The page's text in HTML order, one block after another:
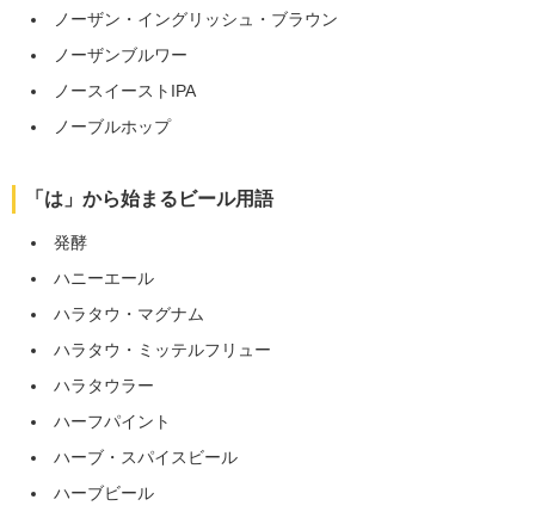
ノーザン・イングリッシュ・ブラウン
ノーザンブルワー
ノースイーストIPA
ノーブルホップ
「は」から始まるビール用語
発酵
ハニーエール
ハラタウ・マグナム
ハラタウ・ミッテルフリュー
ハラタウラー
ハーフパイント
ハーブ・スパイスビール
ハーブビール